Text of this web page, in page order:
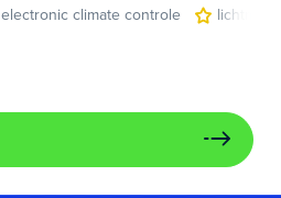
electronic climate controle